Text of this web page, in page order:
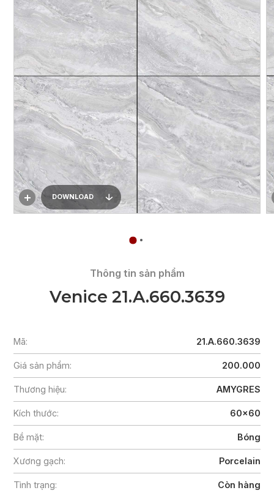
DOWNLOAD
Thông tin sản phẩm
Venice 21.A.660.3639
Mã: 21.A.660.3639
Giá sản phẩm: 200.000
Thương hiệu: AMYGRES
Kích thước: 60x60
Bề mặt: Bóng
Xương gạch: Porcelain
Tình trạng: Còn hàng